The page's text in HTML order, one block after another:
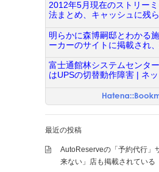
2012年5月現在のストリー
法まとめ、キャッシュに残
明らかに森博嗣邸とわかる
ーカーのサイトに掲載され
富士通館林システムセンタ
はUPSの切替動作障害 | ネッ
最近の投稿
AutoReserveの「予約代行」
来ない」店も掲載されている